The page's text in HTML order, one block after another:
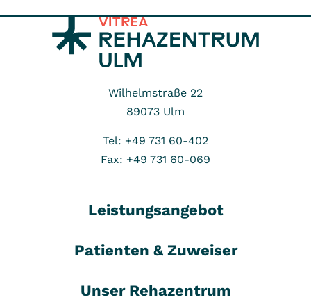
Wilhelmstraße 22
89073 Ulm
Tel: +49 731 60-402
Fax: +49 731 60-069
Leistungsangebot
Patienten & Zuweiser
Unser Rehazentrum